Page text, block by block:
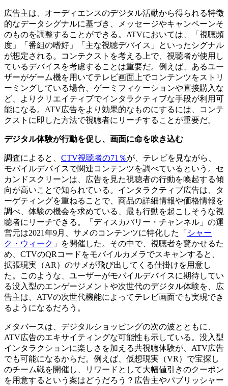
広告主は、オーディエンスのデジタル活動から得られる特徴
的なデータシグナルに基づき、メッセージやキャンペーンそ
のものを調整することができる。ATVにおいては、「視聴頻
度」「番組の嗜好」「主な視聴デバイス」といったシグナル
が想定される。コンテクストを考える上で、視聴者が使用し
ているデバイスを考慮することは重要だ。例えば、あるユー
ザーがゲーム機を用いてテレビ画面上でコンテンツをストリ
ーミングしている場合、ゲーミフィケーションや直接購入な
ど、よりクリエイティブでインタラクティブな手段が利用可
能になる。ATV広告をより効果的なものにするには、コンテ
クストに即した方法で視聴者にリーチすることが重要だ。
デジタル体験が行動を促し、画面に命を吹き込む
調査によると、 CTV視聴者の71％が、テレビを見ながら、
モバイルデバイスで関連コンテンツを調べているという。セ
カンドスクリーンは、広告を見た視聴者の行動を喚起する傾
向が高いことで知られている。インタラクティブ広告は、タ
ーゲティングを重ねることで、商品の詳細情報や価格情報を
調べ、体験の機会を求めている、最も行動を起こしそうな視
聴者にリーチできる。「ディスカバリー・チャンネル」の運
営元は2021年9月、サメのコンテンツに特化した「 シャー
ク・ウィーク 」を開催した。その中で、視聴者を驚かせるた
め、CTVのQRコードをモバイルカメラでスキャンすると、
拡張現実（AR）のサメが飛び出してくる仕掛けを用意し
た。このような、ユーザーがモバイルデバイスに期待してい
る没入型のエンゲージメントや次世代のデジタル体験を、広
告主は、ATVの次世代機能によってテレビ画面でも実現でき
るようになるだろう。
メタバースは、デジタルショッピングの次の波とともに、
ATV広告のエキサイティングな可能性も示している。没入型
インタラクションに楽しさを加える共視聴体験が、ATV広告
でも可能になるからだ。例えば、仮想現実（VR）で宝探し
のチーム戦を開催し、リワードとして大幅値引きのクーポン
を用意するという案はどうだろう？広告主やパブリッシャー